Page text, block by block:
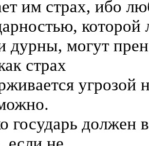
им страх, ибо
которой
дурны, могут
страх
угрозой
государь должен